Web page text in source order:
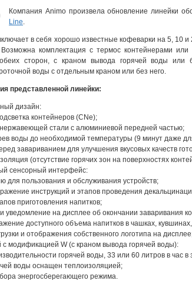
Компания Animo произвела обновление линейки
Line.
в себя хорошо известные кофеварки на 5, 10
Возможна комплектация с термос контейнерами
сторон, с краном вывода горячей воды или
воды с отдельным краном или без него.
представленной линейки:
дизайн:
контейнеров (CNe);
стали с алюминиевой передней частью;
воды до необходимой температуры (9 минут даже
завариванием для улучшения вкусовых качеств
(отсутствие горячих зон на поверхностях
сенсорный интерфейс:
для пользования и обслуживания устройств;
инструкций и этапов проведения
приготовления напитков;
и уведомление на дисплее об окончании заваривания
доступного объема напитков в чашках,
и отображения собственного логотипа на
модификацией W (с краном вывода горячей воды):
горячей воды, 33 или 60 литров в час
воды оснащен теплоизоляцией;
энергосберегающего режима.